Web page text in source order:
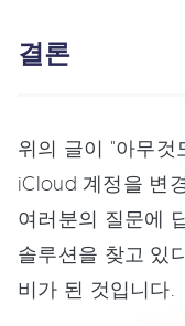
결론
위의 글이 "아무것
iCloud 계정을 변
여러분의 질문에
솔루션을 찾고 있
비가 된 것입니다.